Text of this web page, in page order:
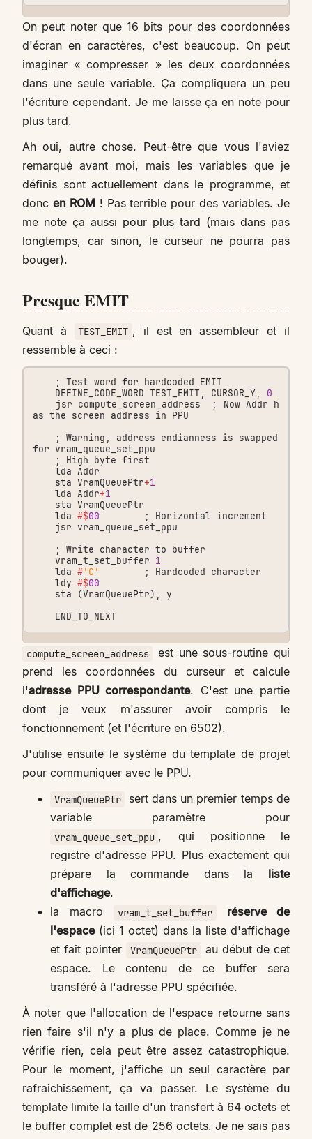
On peut noter que 16 bits pour des coordonnées
d'écran en caractères, c'est beaucoup. On peut
imaginer « compresser » les deux coordonnées
dans une seule variable. Ça compliquera un peu
l'écriture cependant. Je me laisse ça en note pour
plus tard.
Ah oui, autre chose. Peut-être que vous l'aviez
remarqué avant moi, mais les variables que je
définis sont actuellement dans le programme, et
donc en ROM ! Pas terrible pour des variables. Je
me note ça aussi pour plus tard (mais dans pas
longtemps, car sinon, le curseur ne pourra pas
bouger).
Presque EMIT
Quant à TEST_EMIT , il est en assembleur et il
ressemble à ceci :
; Test word for hardcoded EMIT
DEFINE_CODE_WORD TEST_EMIT , CURSOR_Y,
0
jsr compute_screen_address ; Now Addr h
as the screen address in PPU
;
Warning , address endianness is swapped
for vram_queue_set_ppu
;
High byte first
lda Addr
sta VramQueuePtr+1
lda Addr+1
sta VramQueuePtr
lda #$00 ; Horizontal increment
jsr vram_queue_set_ppu
;
Write character to buffer
vram_t_set_buffer 1
lda #'C' ; Hardcoded character
ldy #$00
sta
(VramQueuePtr),
y
END_TO_NEXT
compute_screen_address
est une sous-routine qui
prend les coordonnées du curseur et calcule
l'adresse PPU correspondante. C'est une partie
dont je veux m'assurer avoir compris le
fonctionnement (et l'écriture en 6502).
J'utilise ensuite le système du template de projet
pour communiquer avec le PPU.
VramQueuePtr
sert dans un premier temps de
variable paramètre pour
vram_queue_set_ppu , qui positionne le
registre d'adresse PPU. Plus exactement qui
prépare la commande dans la liste
d'affichage.
la macro
vram_t_set_buffer
réserve de
l'espace(ici 1 octet) dans la liste d'affichage
et fait pointer
VramQueuePtr
au début de cet
espace. Le contenu de ce buffer sera
transféré à l'adresse PPU spécifiée.
À noter que l'allocation de l'espace retourne sans
rien faire s'il n'y a plus de place. Comme je ne
vérifie rien, cela peut être assez catastrophique.
Pour le moment, j'affiche un seul caractère par
rafraîchissement, ça va passer. Le système du
template limite la taille d'un transfert à 64 octets et
le buffer complet est de 256 octets. Je ne sais pas